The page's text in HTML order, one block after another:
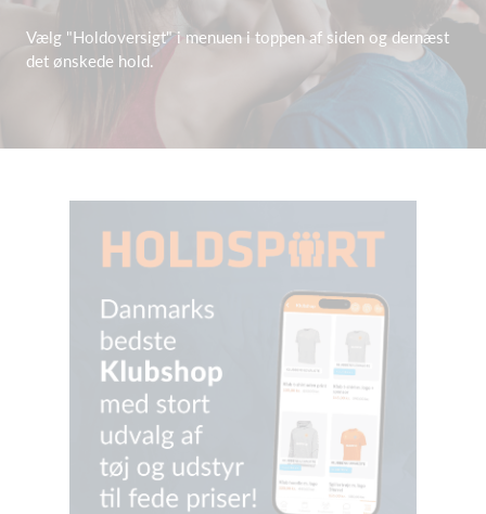
Vælg "Holdoversigt" i menuen i toppen af siden og dernæst
det ønskede hold.